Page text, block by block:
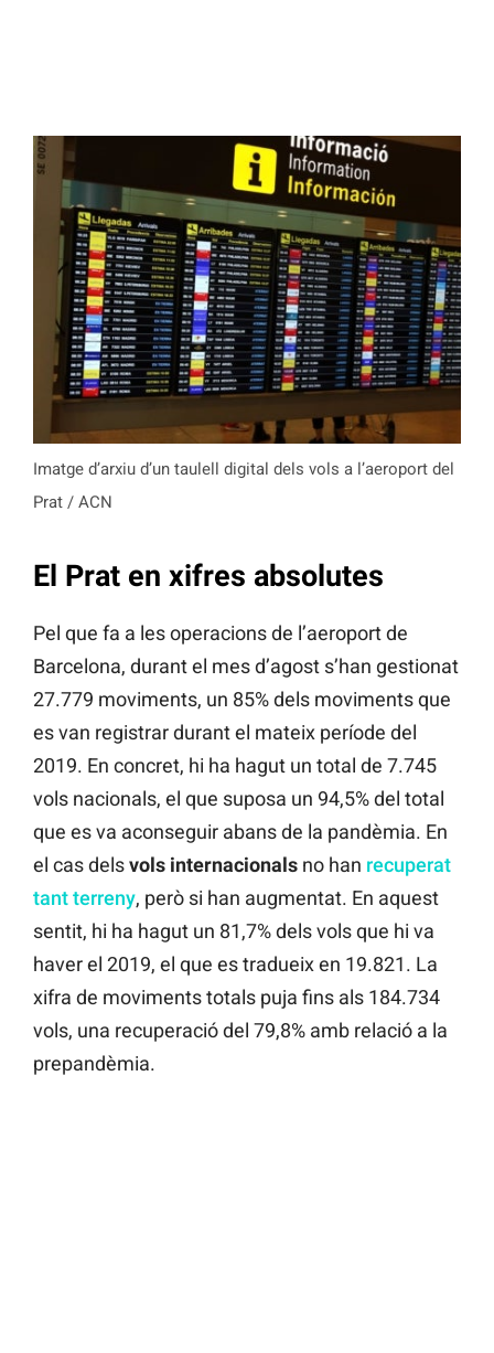
Imatge d’arxiu d’un taulell digital dels vols a l’aeroport del
Prat / ACN
El Prat en xifres absolutes
Pel que fa a les operacions de l’aeroport de
Barcelona, durant el mes d’agost s’han gestionat
27.779 moviments, un 85% dels moviments que
es van registrar durant el mateix període del
2019. En concret, hi ha hagut un total de 7.745
vols nacionals, el que suposa un 94,5% del total
que es va aconseguir abans de la pandèmia. En
el cas delsvols internacionals no han recuperat
tant terreny, però si han augmentat. En aquest
sentit, hi ha hagut un 81,7% dels vols que hi va
haver el 2019, el que es tradueix en 19.821. La
xifra de moviments totals puja fins als 184.734
vols, una recuperació del 79,8% amb relació a la
prepandèmia.